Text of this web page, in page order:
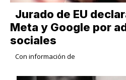
Jurado de EU
Meta y Google por
sociales
Con información de